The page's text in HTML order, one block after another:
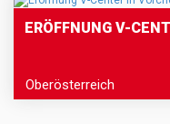
ERÖFFNUNG V-
Oberösterreich